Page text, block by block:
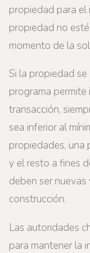
propiedad para el
propiedad no
momento de la
Si la propiedad
programa permite
transacción,
sea inferior al
propiedades, una
y el resto a fines
deben ser
construcción.
Las autoridades
para mantener la